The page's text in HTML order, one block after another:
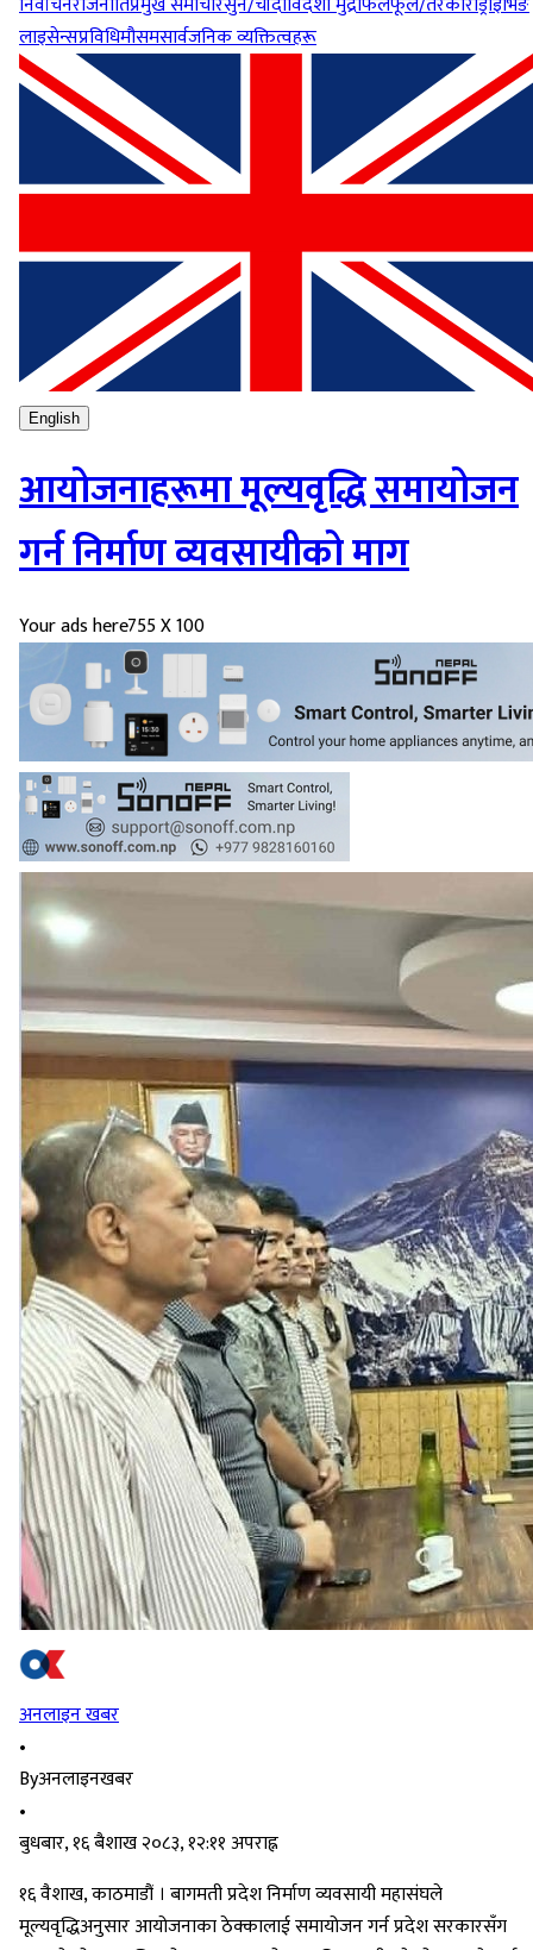
लाइसेन्सप्रविधिमौसमसार्वजनिक व्यक्तित्वहरू
English
आयोजनाहरूमा मूल्यवृद्धि समायोजन
गर्न निर्माण व्यवसायीको माग
Your ads here755 X 100
अनलाइन खबर
•
Byअनलाइनखबर
•
बुधबार, १६ बैशाख २०८३, १२:११ अपराह्न
१६ वैशाख, काठमाडौं । बागमती प्रदेश निर्माण व्यवसायी महासंघले
मूल्यवृद्धिअनुसार आयोजनाका ठेक्कालाई समायोजन गर्न प्रदेश सरकारसँग